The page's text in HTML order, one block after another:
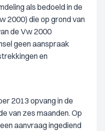
als bedoeld in de
2000) die op grond van
de Vw 2000
geen aanspraak
en
2013 opvang in de
van zes maanden. Op
aanvraag ingediend